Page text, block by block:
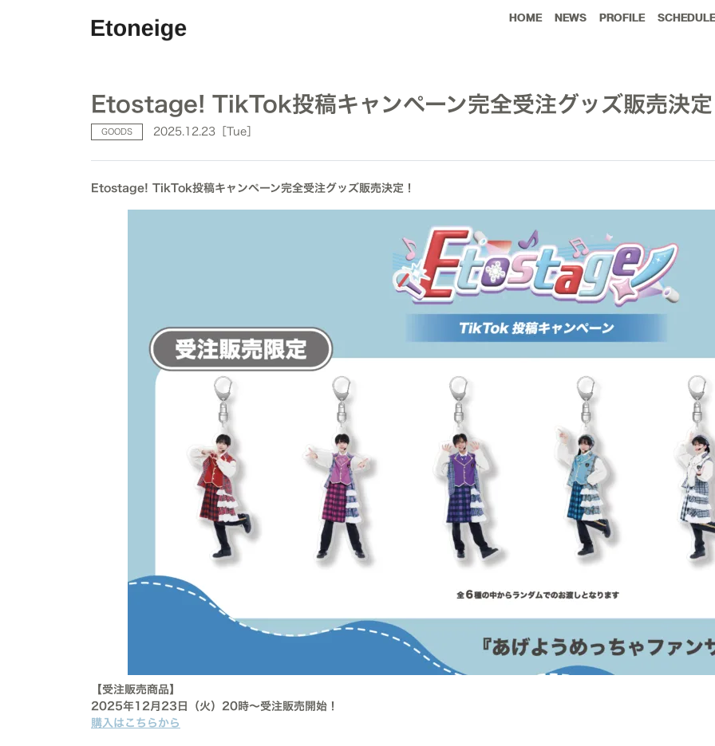
HOME NEWS PROFILE SCHEDULE
Etostage! TikTok投稿キャンペーン完全受注グッズ販売決
GOODS 2025.12.23［Tue］
Etostage! TikTok投稿キャンペーン完全受注グッズ販売決定！
【受注販売商品】
2025年12月23日（火）20時〜受注販売開始！
購入はこちらから